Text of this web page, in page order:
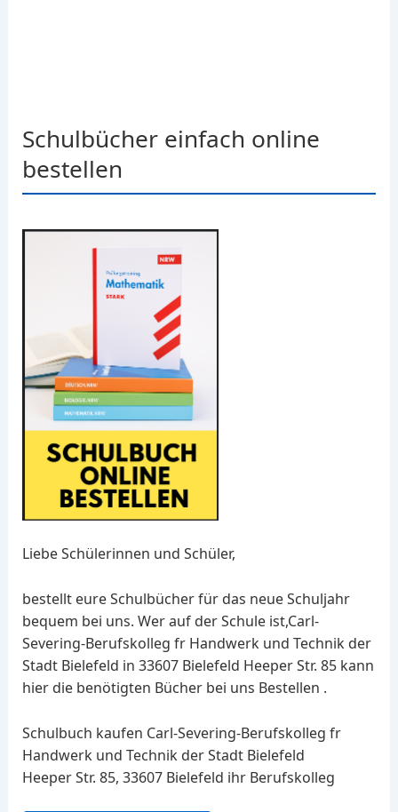
Schulbücher einfach online
bestellen
Liebe Schülerinnen und Schüler,
bestellt eure Schulbücher für das neue Schuljahr
bequem bei uns. Wer auf der Schule ist,Carl-
Severing-Berufskolleg fr Handwerk und Technik der
Stadt Bielefeld in 33607 Bielefeld Heeper Str. 85 kann
hier die benötigten Bücher bei uns Bestellen .
Schulbuch kaufen Carl-Severing-Berufskolleg fr
Handwerk und Technik der Stadt Bielefeld
Heeper Str. 85, 33607 Bielefeld ihr Berufskolleg